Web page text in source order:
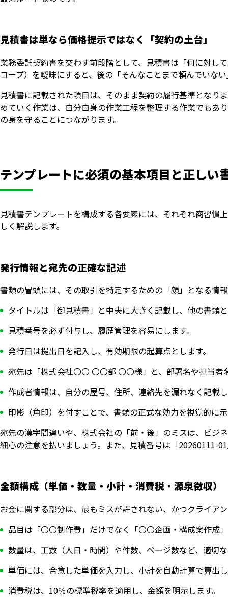
見積書は単なら価格提示ではなく「契約の土台」
業務委託契約書を交わす前段階として、見積書は「何に対し
コープ）を曖昧にすると、後の「そんなことまで頼んでいな
見積書に記載された項目は、そのまま契約の履行基準となり
めていく作業は、自分自身の作業工程を整理する作業でもあ
の身を守ることにつながります。
テンプレートに必須の基本項目と正しい
見積書テンプレートを構成する各要素には、それぞれ商習慣
しく解説します。
発行情報と宛先の正確な記述
書類の冒頭には、その取引を特定するための「顔」となる情
タイトルは「御見積書」と中央に大きく記載し、他の書類
見積番号を必ず付与し、履歴管理を容易にします。
発行日は提出日を記入し、有効期限の起算点とします。
宛先は「株式会社〇〇 〇〇部 〇〇様」と、部署名や担当者
作成者情報は、自分の屋号、住所、連絡先を漏れなく記載
印影（角印）を付すことで、書類の正式な効力を視覚的に
宛先の漢字間違いや、株式会社の「前・後」のミスは、ビジ
細心の注意を払いましょう。また、見積番号は「20260111-
金額構成（単価・数量・小計・消費税・源泉徴収）
お金に関する部分は、最もミスが許されない、かつクライア
品目は「〇〇制作費」だけでなく「〇〇企画・構成案作成
数量は、工数（人日・時間）や件数、ページ数など、適切
単価には、合意した単価を入力し、小計を自動計算で算出
消費税は、10％の標準税率を適用し、金額を明示します。